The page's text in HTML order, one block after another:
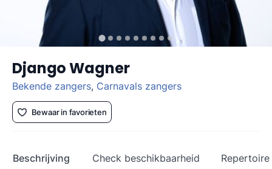
Django Wagner
Bekende zangers, Carnavals zangers
Bewaar in favorieten
Beschrijving Check beschikbaarheid Repertoire